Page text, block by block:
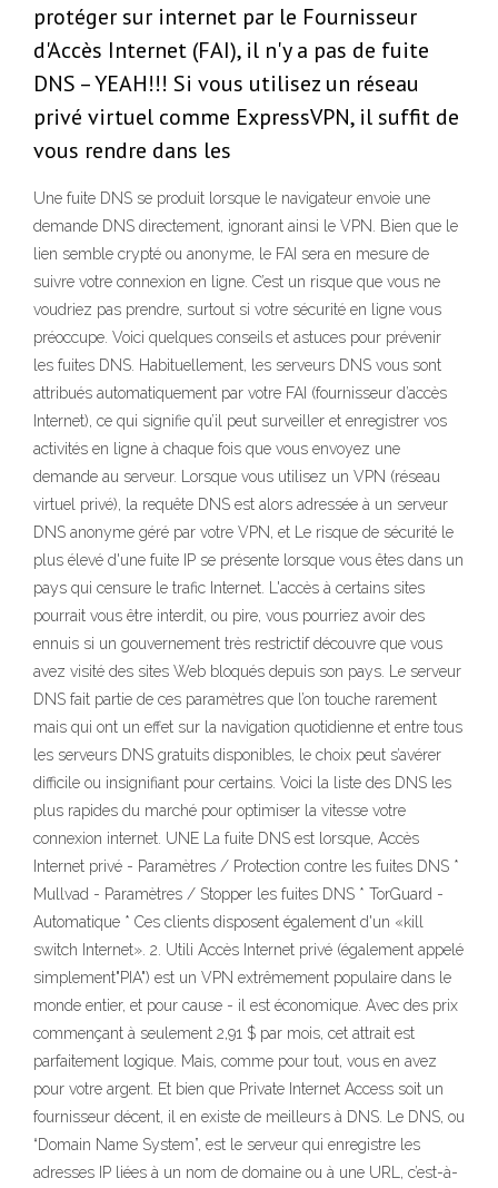
protéger sur internet par le Fournisseur
d'Accès Internet (FAI), il n'y a pas de fuite
DNS – YEAH!!! Si vous utilisez un réseau
privé virtuel comme ExpressVPN, il suffit de
vous rendre dans les
Une fuite DNS se produit lorsque le navigateur envoie une
demande DNS directement, ignorant ainsi le VPN. Bien que le
lien semble crypté ou anonyme, le FAI sera en mesure de
suivre votre connexion en ligne. C’est un risque que vous ne
voudriez pas prendre, surtout si votre sécurité en ligne vous
préoccupe. Voici quelques conseils et astuces pour prévenir
les fuites DNS. Habituellement, les serveurs DNS vous sont
attribués automatiquement par votre FAI (fournisseur d’accès
Internet), ce qui signifie qu’il peut surveiller et enregistrer vos
activités en ligne à chaque fois que vous envoyez une
demande au serveur. Lorsque vous utilisez un VPN (réseau
virtuel privé), la requête DNS est alors adressée à un serveur
DNS anonyme géré par votre VPN, et Le risque de sécurité le
plus élevé d'une fuite IP se présente lorsque vous êtes dans un
pays qui censure le trafic Internet. L'accès à certains sites
pourrait vous être interdit, ou pire, vous pourriez avoir des
ennuis si un gouvernement très restrictif découvre que vous
avez visité des sites Web bloqués depuis son pays. Le serveur
DNS fait partie de ces paramètres que l’on touche rarement
mais qui ont un effet sur la navigation quotidienne et entre tous
les serveurs DNS gratuits disponibles, le choix peut s’avérer
difficile ou insignifiant pour certains. Voici la liste des DNS les
plus rapides du marché pour optimiser la vitesse votre
connexion internet. UNE La fuite DNS est lorsque, Accès
Internet privé - Paramètres / Protection contre les fuites DNS *
Mullvad - Paramètres / Stopper les fuites DNS * TorGuard -
Automatique * Ces clients disposent également d'un «kill
switch Internet». 2. Utili Accès Internet privé (également appelé
simplement"PIA") est un VPN extrêmement populaire dans le
monde entier, et pour cause - il est économique. Avec des prix
commençant à seulement 2,91 $ par mois, cet attrait est
parfaitement logique. Mais, comme pour tout, vous en avez
pour votre argent. Et bien que Private Internet Access soit un
fournisseur décent, il en existe de meilleurs à DNS. Le DNS, ou
“Domain Name System”, est le serveur qui enregistre les
adresses IP liées à un nom de domaine ou à une URL, c’est-à-